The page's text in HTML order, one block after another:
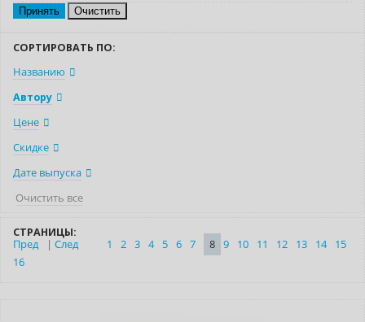
Очистить
СОРТИРОВАТЬ ПО:
Названию
Автору
Цене
Скидке
Дате выпуска
Очистить все
СТРАНИЦЫ:
Пред
| След 1 2 3 4 5 6 7 8 9 10 11 12 13 14
15
16